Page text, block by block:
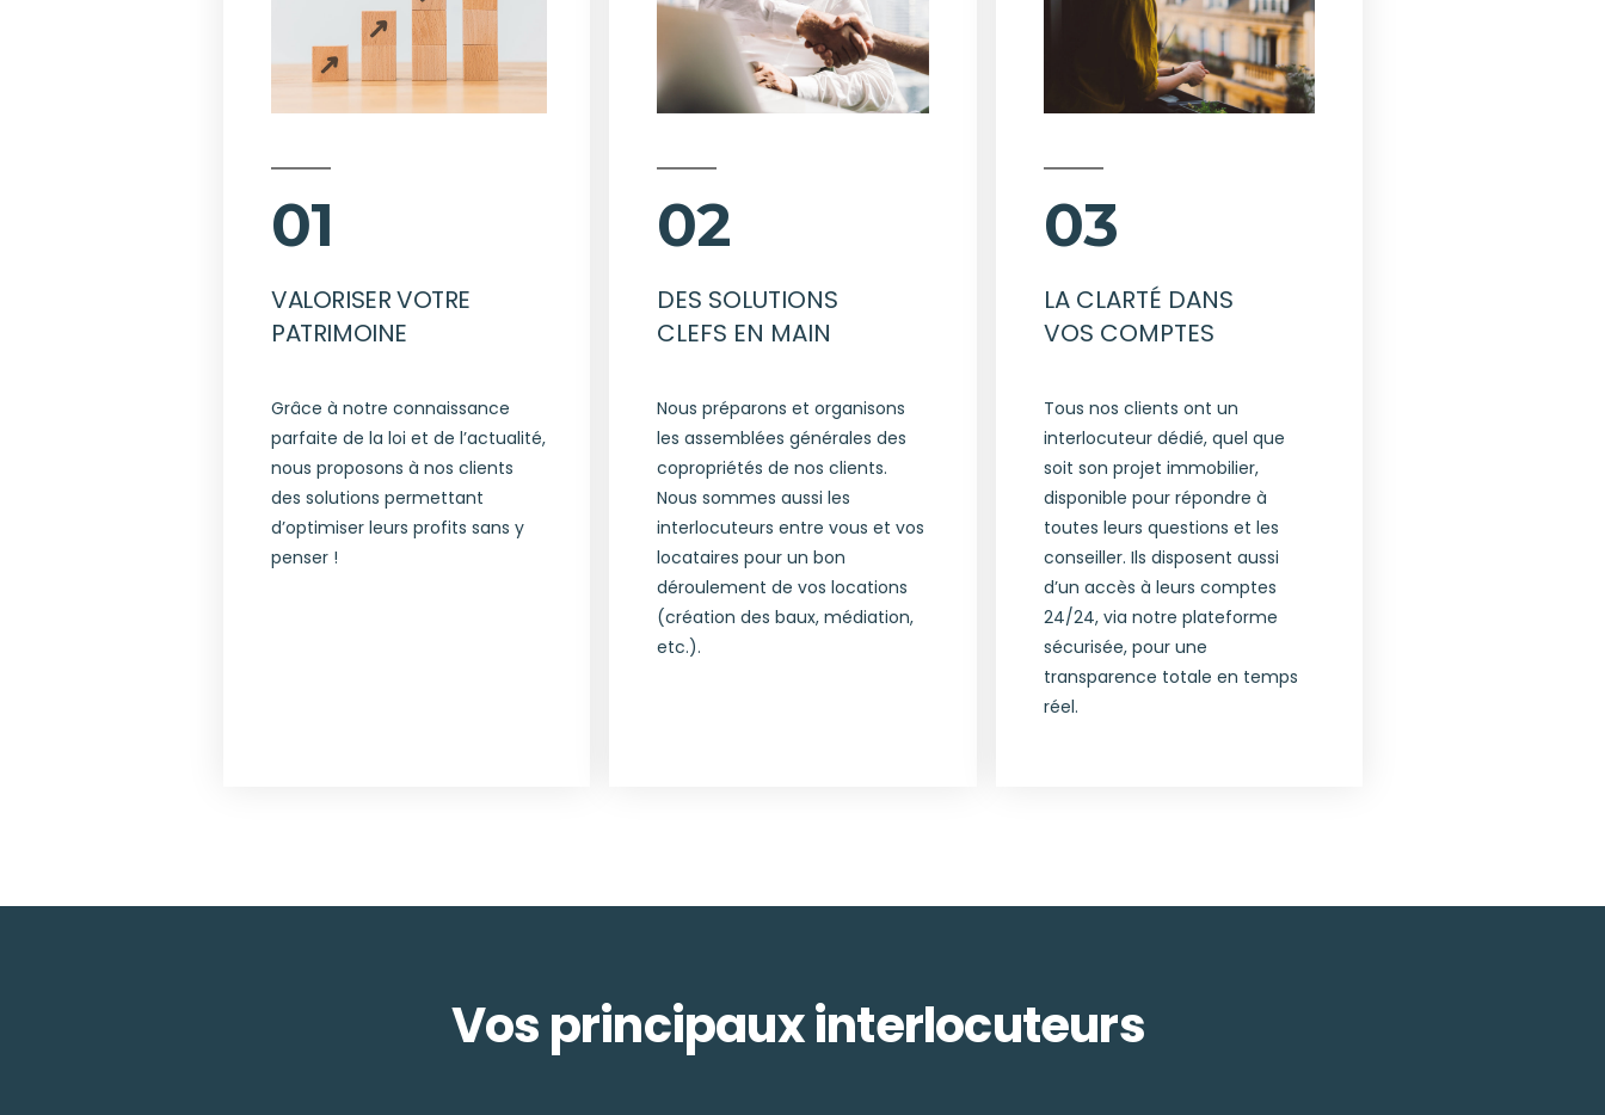
01
VALORISER VOTRE
PATRIMOINE
Grâce à notre connaissance
parfaite de la loi et de l’actualité,
nous proposons à nos clients
des solutions permettant
d’optimiser leurs profits sans y
penser !
02
DES SOLUTIONS
CLEFS EN MAIN
Nous préparons et organisons
les assemblées générales des
copropriétés de nos clients.
Nous sommes aussi les
interlocuteurs entre vous et vos
locataires pour un bon
déroulement de vos locations
(création des baux, médiation,
etc.).
03
LA CLARTÉ DANS
VOS COMPTES
Tous nos clients ont un
interlocuteur dédié, quel que
soit son projet immobilier,
disponible pour répondre à
toutes leurs questions et les
conseiller. Ils disposent aussi
d’un accès à leurs comptes
24/24, via notre plateforme
sécurisée, pour une
transparence totale en temps
réel.
Vos principaux interlocuteurs ​